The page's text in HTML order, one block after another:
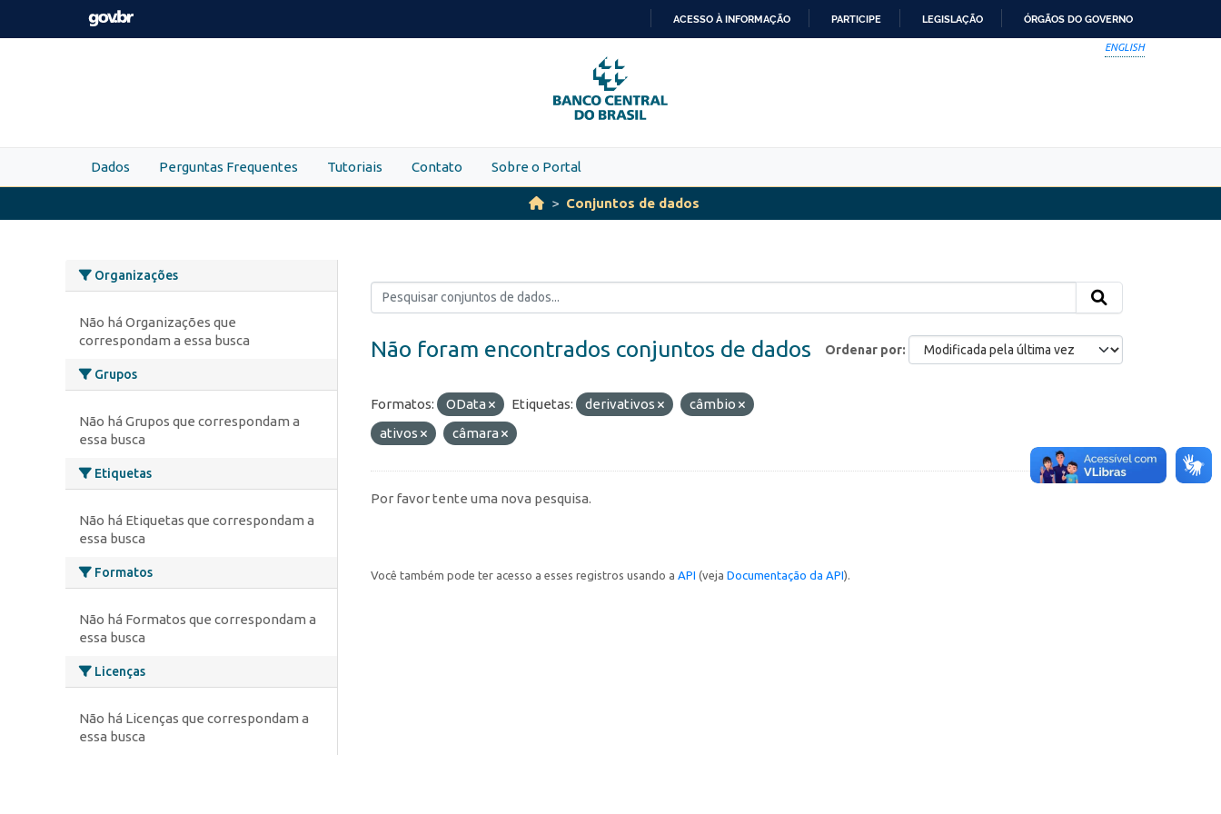
Skip to main content
PARA
O
CONTEÚDO
ACESSO À INFORMAÇÃO PARTICIPE LEGISLAÇÃO ÓRGÃOS DO GOVERNO
ENGLISH
Dados Perguntas Frequentes Tutoriais Contato Sobre o Portal
Conjuntos de dados
Organizações
Não há Organizações que
correspondam a essa busca
Grupos
Não há Grupos que correspondam a
essa busca
Etiquetas
Não há Etiquetas que correspondam a
essa busca
Formatos
Não há Formatos que correspondam a
essa busca
Licenças
Não há Licenças que correspondam a
essa busca
Ordenar por
Não foram encontrados conjuntos de dados
Formatos: OData Etiquetas: derivativos
câmbio
ativos
câmara
Por favor tente uma nova pesquisa.
Você também pode ter acesso a esses registros usando a API (veja Documentação da API).